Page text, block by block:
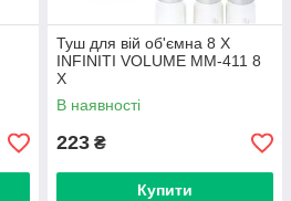
Туш для вій об'ємна 8 X
INFINITI VOLUME MM-411 8
X
В наявності
223 ₴
Купити